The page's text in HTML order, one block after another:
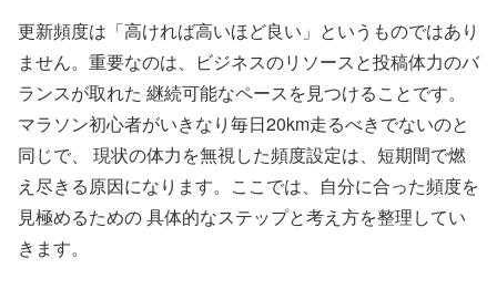
更新頻度は「高ければ高いほど良い」というものではあり
ません。重要なのは、ビジネスのリソースと投稿体力のバ
ランスが取れた 継続可能なペースを見つけることです。
マラソン初心者がいきなり毎日20km走るべきでないのと
同じで、 現状の体力を無視した頻度設定は、短期間で燃
え尽きる原因になります。ここでは、自分に合った頻度を
見極めるための 具体的なステップと考え方を整理してい
きます。